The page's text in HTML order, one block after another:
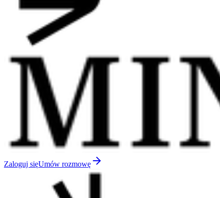
Zaloguj sięUmów rozmowę